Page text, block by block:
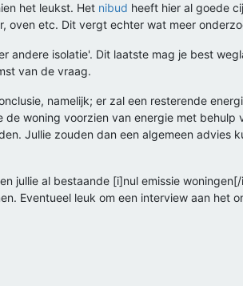
het leukst. Het nibud heeft hier al goede
oven etc. Dit vergt echter wat meer
andere isolatie'. Dit laatste mag je best
van de vraag.
namelijk; er zal een resterende
de woning voorzien van energie met
Jullie zouden dan een algemeen
jullie al bestaande [i]nul emissie
Eventueel leuk om een interview aan het